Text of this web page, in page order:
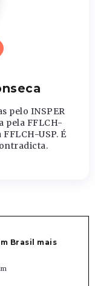
pelo INSPER
pela FFLCH-
USP. É
Brasil mais